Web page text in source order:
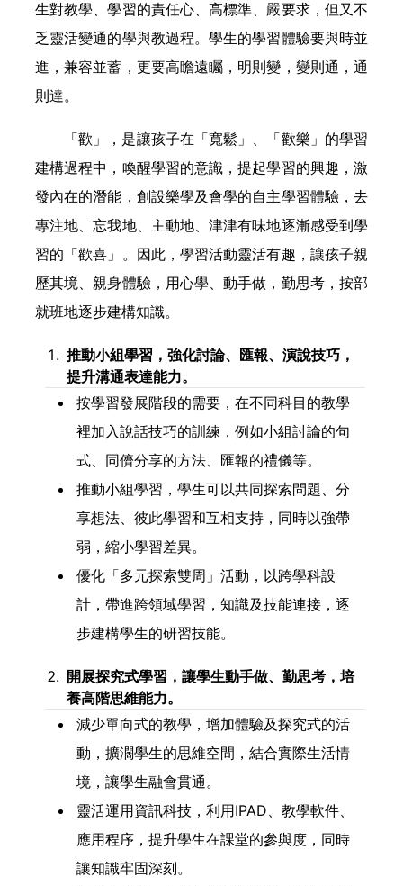
生對教學、學習的責任心、高標準、嚴要求，但又不
乏靈活變通的學與教過程。學生的學習體驗要與時並
進，兼容並蓄，更要高瞻遠矚，明則變，變則通，通
則達。
「歡」，是讓孩子在「寬鬆」、「歡樂」的學習
建構過程中，喚醒學習的意識，提起學習的興趣，激
發內在的潛能，創設樂學及會學的自主學習體驗，去
專注地、忘我地、主動地、津津有味地逐漸感受到學
習的「歡喜」。因此，學習活動靈活有趣，讓孩子親
歷其境、親身體驗，用心學、動手做，勤思考，按部
就班地逐步建構知識。
推動小組學習，強化討論、匯報、演說技巧，
提升溝通表達能力。
按學習發展階段的需要，在不同科目的教學
裡加入說話技巧的訓練，例如小組討論的句
式、同儕分享的方法、匯報的禮儀等。
推動小組學習，學生可以共同探索問題、分
享想法、彼此學習和互相支持，同時以強帶
弱，縮小學習差異。
優化「多元探索雙周」活動，以跨學科設
計，帶進跨領域學習，知識及技能連接，逐
步建構學生的研習技能。
開展探究式學習，讓學生動手做、勤思考，培
養高階思維能力。
減少單向式的教學，增加體驗及探究式的活
動，擴濶學生的思維空間，結合實際生活情
境，讓學生融會貫通。
靈活運用資訊科技，利用IPAD、教學軟件、
應用程序，提升學生在課堂的參與度，同時
讓知識牢固深刻。